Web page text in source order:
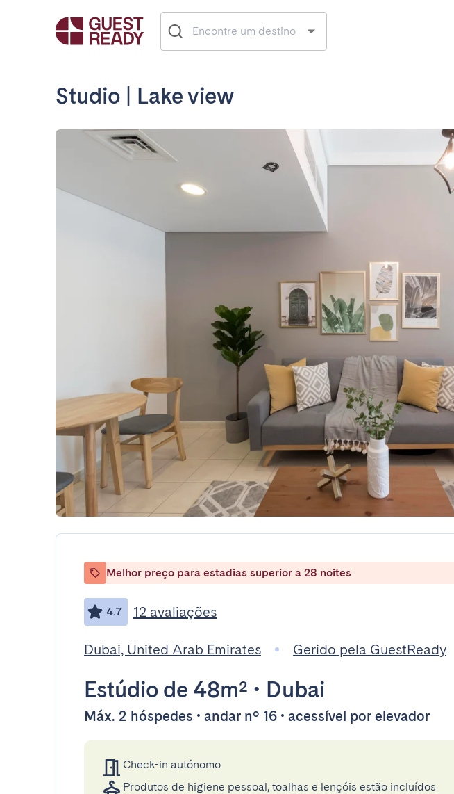
Studio | Lake view
Melhor preço para estadias superior a 28 noites
4.7 12 avaliações
Dubai, United Arab Emirates Gerido pela GuestReady
Estúdio de 48m² • Dubai
Máx. 2 hóspedes • andar nº 16 • acessível por elevador
Check-in autónomo
Produtos de higiene pessoal, toalhas e lençóis estão incluídos